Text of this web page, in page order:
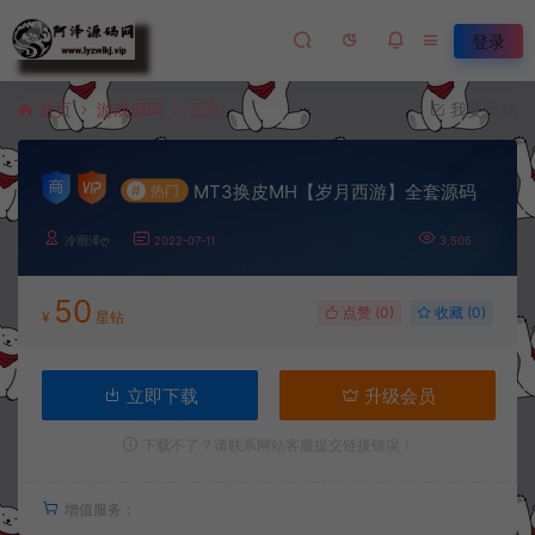
登录
首页 游戏源码 正文 我要投稿
# 热门 MT3换皮MH【岁月西游】全套源码
冷雨泽ღ 2022-07-11 3,505
¥ 50 星钻 点赞 (0) 收藏 (0)
立即下载 升级会员
增值服务：